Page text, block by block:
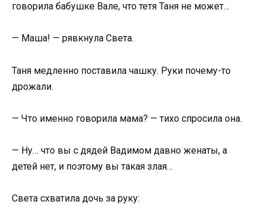
говорила бабушке Вале, что тетя Таня не может…
— Маша! — рявкнула Света.
Таня медленно поставила чашку. Руки почему-то
дрожали.
— Что именно говорила мама? — тихо спросила она.
— Ну… что вы с дядей Вадимом давно женаты, а
детей нет, и поэтому вы такая злая…
Света схватила дочь за руку: